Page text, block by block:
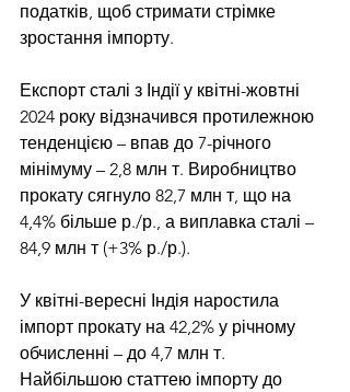
податків, щоб стримати стрімке
зростання імпорту.
Експорт сталі з Індії у квітні-жовтні
2024 року відзначився протилежною
тенденцією – впав до 7-річного
мінімуму – 2,8 млн т. Виробництво
прокату сягнуло 82,7 млн т, що на
4,4% більше р./р., а виплавка сталі –
84,9 млн т (+3% р./р.).
У квітні-вересні Індія наростила
імпорт прокату на 42,2% у річному
обчисленні – до 4,7 млн т.
Найбільшою статтею імпорту до